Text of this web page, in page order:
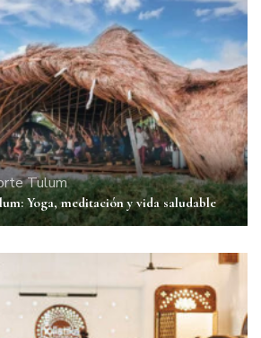
Tulum
Yoga, meditación y vida saludable